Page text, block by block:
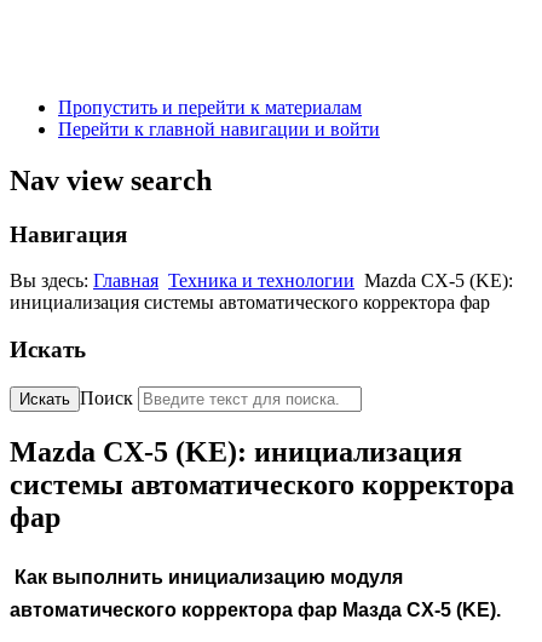
Пропустить и перейти к материалам
Перейти к главной навигации и войти
Nav view search
Навигация
Вы здесь: Главная Техника и технологии Mazda CX-5 (KE):
инициализация системы автоматического корректора фар
Искать
Искать Поиск
Mazda CX-5 (KE): инициализация
системы автоматического корректора
фар
Как выполнить инициализацию модуля
автоматического корректора фар Мазда CX-5 (KE).